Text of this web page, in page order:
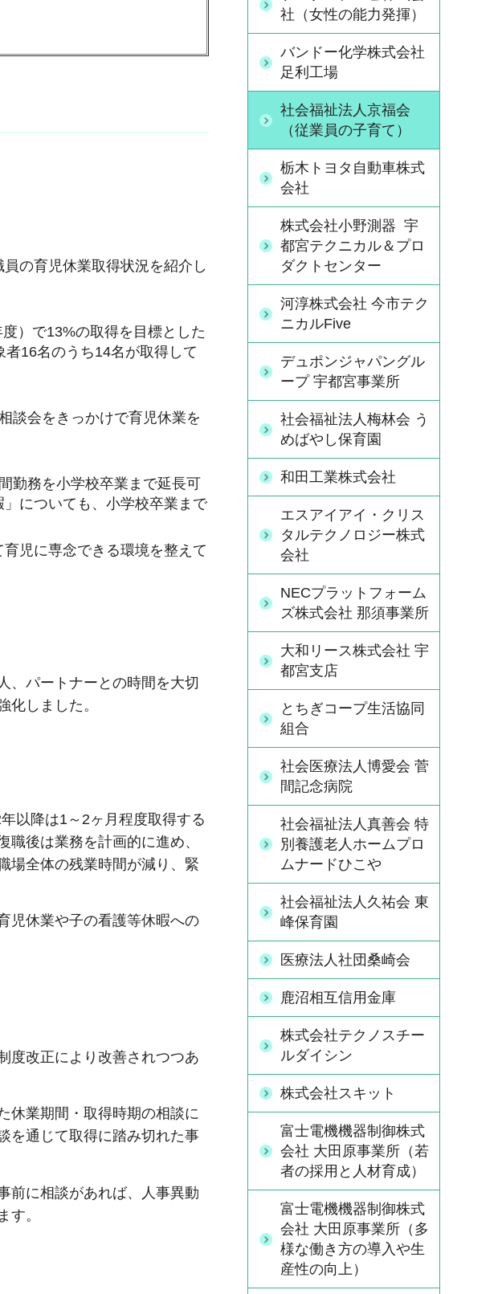
の育児休業取得状況を紹介し
）で13%の取得を目標とした
16名のうち14名が取得して
談会をきっかけで育児休業を
勤務を小学校卒業まで延長可
についても、小学校卒業まで
児に専念できる環境を整えて
、パートナーとの時間を大切
しました。
以降は1～2ヶ月程度取得する
後は業務を計画的に進め、
場全体の残業時間が減り、緊
児休業や子の看護等休暇への
度改正により改善されつつあ
休業期間・取得時期の相談に
を通じて取得に踏み切れた事
前に相談があれば、人事異動
す。
社（女性の能力発揮）
バンドー化学株式会社
足利工場
社会福祉法人京福会
（従業員の子育て）
栃木トヨタ自動車株式
会社
株式会社小野測器 宇
都宮テクニカル＆プロ
ダクトセンター
河淳株式会社 今市テク
ニカルFive
デュポンジャパングル
ープ 宇都宮事業所
社会福祉法人梅林会 う
めばやし保育園
和田工業株式会社
エスアイアイ・クリス
タルテクノロジー株式
会社
NECプラットフォーム
ズ株式会社 那須事業所
大和リース株式会社 宇
都宮支店
とちぎコープ生活協同
組合
社会医療法人博愛会 菅
間記念病院
社会福祉法人真善会 特
別養護老人ホームプロ
ムナードひこや
社会福祉法人久祐会 東
峰保育園
医療法人社団桑崎会
鹿沼相互信用金庫
株式会社テクノスチー
ルダイシン
株式会社スキット
富士電機機器制御株式
会社 大田原事業所（若
者の採用と人材育成）
富士電機機器制御株式
会社 大田原事業所（多
様な働き方の導入や生
産性の向上）